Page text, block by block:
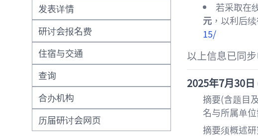
发表详情
研讨会报名费
住宿与交通
查询
合办机构
历届研讨会网页
若采取在
元 ，以利后
15/
以上信息已同
2025年7月30日
摘要(含题目
名与所属单
摘要须概述